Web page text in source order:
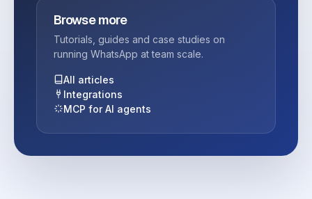
Browse more
Tutorials, guides and case studies on
running WhatsApp at team scale.
All articles
Integrations
MCP for AI agents